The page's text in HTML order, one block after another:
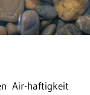
Air-haftigkeit